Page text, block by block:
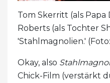
Tom Skerritt (als
Roberts (als Tochter
'Stahlmagnolien.'
Okay, also
Chick-Film (verstärkt